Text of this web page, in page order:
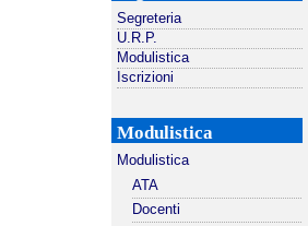
Segreteria
U.R.P.
Modulistica
Iscrizioni
Modulistica
Modulistica
ATA
Docenti